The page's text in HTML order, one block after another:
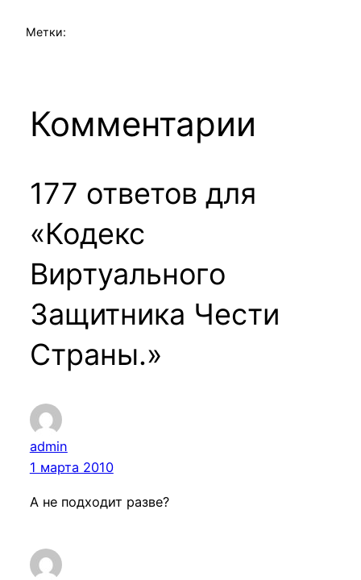
Метки:
Комментарии
177 ответов для
«Кодекс
Виртуального
Защитника Чести
Страны.»
admin
1 марта 2010
А не подходит разве?